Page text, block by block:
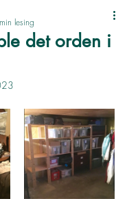
det orden i
lesing